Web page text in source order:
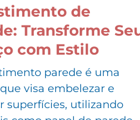
Transforme Seu
com Estilo
parede é uma
visa embelezar e
superfícies, utilizando
como papel de parede,